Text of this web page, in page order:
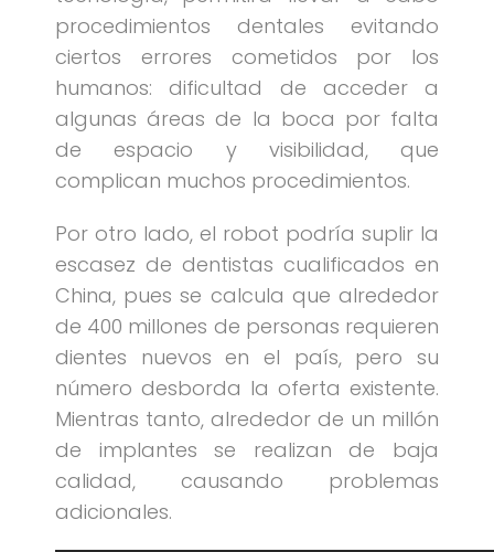
procedimientos dentales evitando
ciertos errores cometidos por los
humanos: dificultad de acceder a
algunas áreas de la boca por falta
de espacio y visibilidad, que
complican muchos procedimientos.
Por otro lado, el robot podría suplir la
escasez de dentistas cualificados en
China, pues se calcula que alrededor
de 400 millones de personas requieren
dientes nuevos en el país, pero su
número desborda la oferta existente.
Mientras tanto, alrededor de un millón
de implantes se realizan de baja
calidad, causando problemas
adicionales.